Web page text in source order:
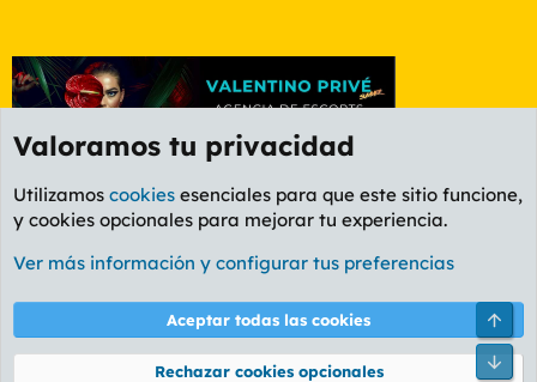
Foro General
Cookies
PL OLDSTYLE AMARILLO
Términos y reglas Política de privacidad Ayuda
Valoramos tu privacidad
Utilizamos cookies esenciales para que este sitio funcione,
y cookies opcionales para mejorar tu experiencia.
Ver más información y configurar tus preferencias
Aceptar todas las cookies
Rechazar cookies opcionales
Pie